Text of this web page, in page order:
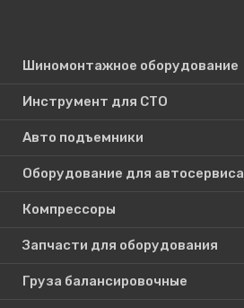
Шиномонтажное оборудование
Инструмент для СТО
Авто подъемники
Оборудование для автосервиса
Компрессоры
Запчасти для оборудования
Груза балансировочные
Поиск по сайту
Каталог